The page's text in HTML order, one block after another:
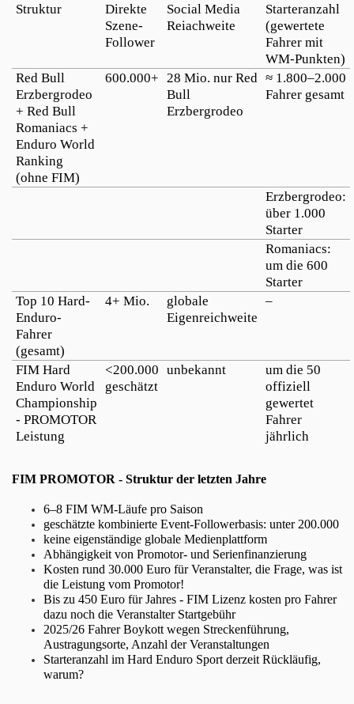
Struktur
Direkte
Szene-
Follower
Social Media
Reiachweite
Starteranzahl
(gewertete
Fahrer mit
WM-Punkten)
Red Bull
Erzbergrodeo
+ Red Bull
Romaniacs +
Enduro World
Ranking
(ohne FIM)
600.000+
28 Mio. nur Red
Bull
Erzbergrodeo
≈ 1.800–2.000
Fahrer gesamt
Erzbergrodeo:
über 1.000
Starter
Romaniacs:
um die 600
Starter
Top 10 Hard-
Enduro-
Fahrer
(gesamt)
4+ Mio.
globale
Eigenreichweite
–
FIM Hard
Enduro World
Championship
- PROMOTOR
Leistung
<200.000
geschätzt
unbekannt
um die 50
offiziell
gewertet
Fahrer
jährlich
FIM PROMOTOR - Struktur der letzten Jahre
6–8 FIM WM-Läufe pro Saison
geschätzte kombinierte Event-Followerbasis: unter 200.000
keine eigenständige globale Medienplattform
Abhängigkeit von Promotor- und Serienfinanzierung
Kosten rund 30.000 Euro für Veranstalter, die Frage, was ist
die Leistung vom Promotor!
Bis zu 450 Euro für Jahres - FIM Lizenz kosten pro Fahrer
dazu noch die Veranstalter Startgebühr
2025/26 Fahrer Boykott wegen Streckenführung,
Austragungsorte, Anzahl der Veranstaltungen
Starteranzahl im Hard Enduro Sport derzeit Rückläufig,
warum?